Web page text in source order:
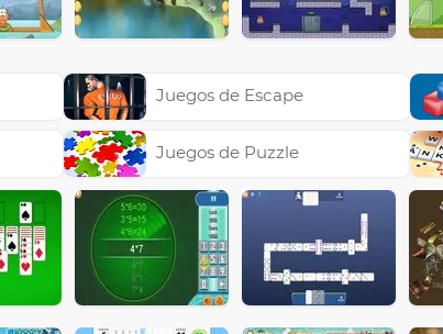
Juegos de Escape
Juegos de Puzzle